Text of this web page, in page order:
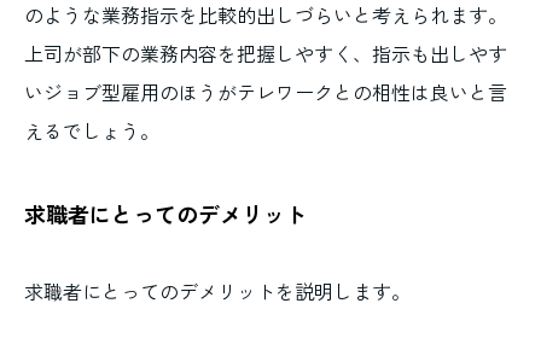
のような業務指示を比較的出しづらいと考えられます。
上司が部下の業務内容を把握しやすく、指示も出しやす
いジョブ型雇用のほうがテレワークとの相性は良いと言
えるでしょう。
求職者にとってのデメリット
求職者にとってのデメリットを説明します。